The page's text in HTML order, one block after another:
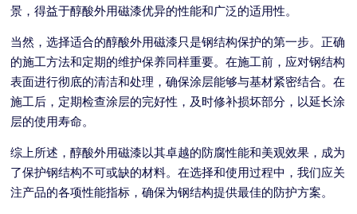
景，得益于醇酸外用磁漆优异的性能和广泛的适用性。
当然，选择适合的醇酸外用磁漆只是钢结构保护的第一步。正确
的施工方法和定期的维护保养同样重要。在施工前，应对钢结构
表面进行彻底的清洁和处理，确保涂层能够与基材紧密结合。在
施工后，定期检查涂层的完好性，及时修补损坏部分，以延长涂
层的使用寿命。
综上所述，醇酸外用磁漆以其卓越的防腐性能和美观效果，成为
了保护钢结构不可或缺的材料。在选择和使用过程中，我们应关
注产品的各项性能指标，确保为钢结构提供最佳的防护方案。